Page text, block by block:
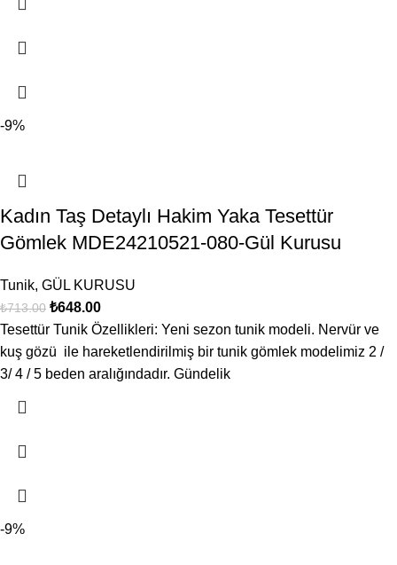
-9%
Kadın Taş Detaylı Hakim Yaka Tesettür
Gömlek MDE24210521-080-Gül Kurusu
Tunik, GÜL KURUSU
₺713.00 ₺648.00
Tesettür Tunik Özellikleri: Yeni sezon tunik modeli. Nervür ve
kuş gözü ile hareketlendirilmiş bir tunik gömlek modelimiz 2 /
3/ 4 / 5 beden aralığındadır. Gündelik
-9%